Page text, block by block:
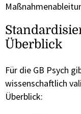
Überblick
Für die GB Psych
wissenschaftlich
Überblick: